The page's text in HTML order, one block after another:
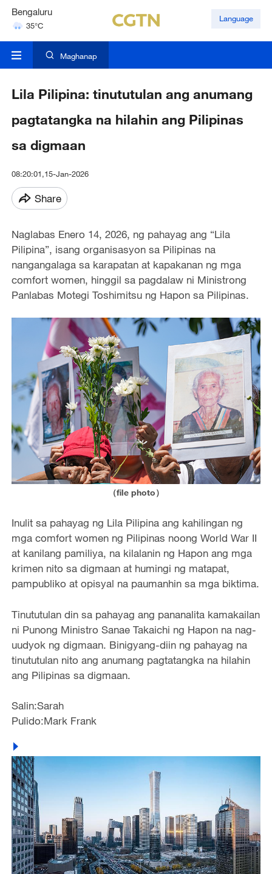
Hyderabad Language
Maghanap
Lila Pilipina: tinututulan ang anumang
pagtatangka na hilahin ang Pilipinas
sa digmaan
08:20:01,15-Jan-2026
Share
Naglabas Enero 14, 2026, ng pahayag ang “Lila
Pilipina”, isang organisasyon sa Pilipinas na
nangangalaga sa karapatan at kapakanan ng mga
comfort women, hinggil sa pagdalaw ni Ministrong
Panlabas Motegi Toshimitsu ng Hapon sa Pilipinas.
（file photo）
Inulit sa pahayag ng Lila Pilipina ang kahilingan ng
mga comfort women ng Pilipinas noong World War II
at kanilang pamiliya, na kilalanin ng Hapon ang mga
krimen nito sa digmaan at humingi ng matapat,
pampubliko at opisyal na paumanhin sa mga biktima.
Tinututulan din sa pahayag ang pananalita kamakailan
ni Punong Ministro Sanae Takaichi ng Hapon na nag-
uudyok ng digmaan. Binigyang-diin ng pahayag na
tinututulan nito ang anumang pagtatangka na hilahin
ang Pilipinas sa digmaan.
Salin:Sarah
Pulido:Mark Frank